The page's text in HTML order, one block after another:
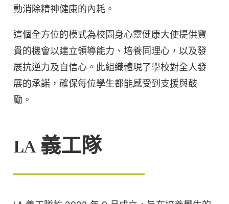
動消除精神健康的內耗。
這個全方位的模式為校園身心靈健康大使提供寶
貴的機會以建立領導能力、培養同理心，以及發
展抗逆力及自信心。此組織體現了學校對全人發
展的承諾，確保每位學生都能感受到支援與鼓
勵。
LA 義工隊